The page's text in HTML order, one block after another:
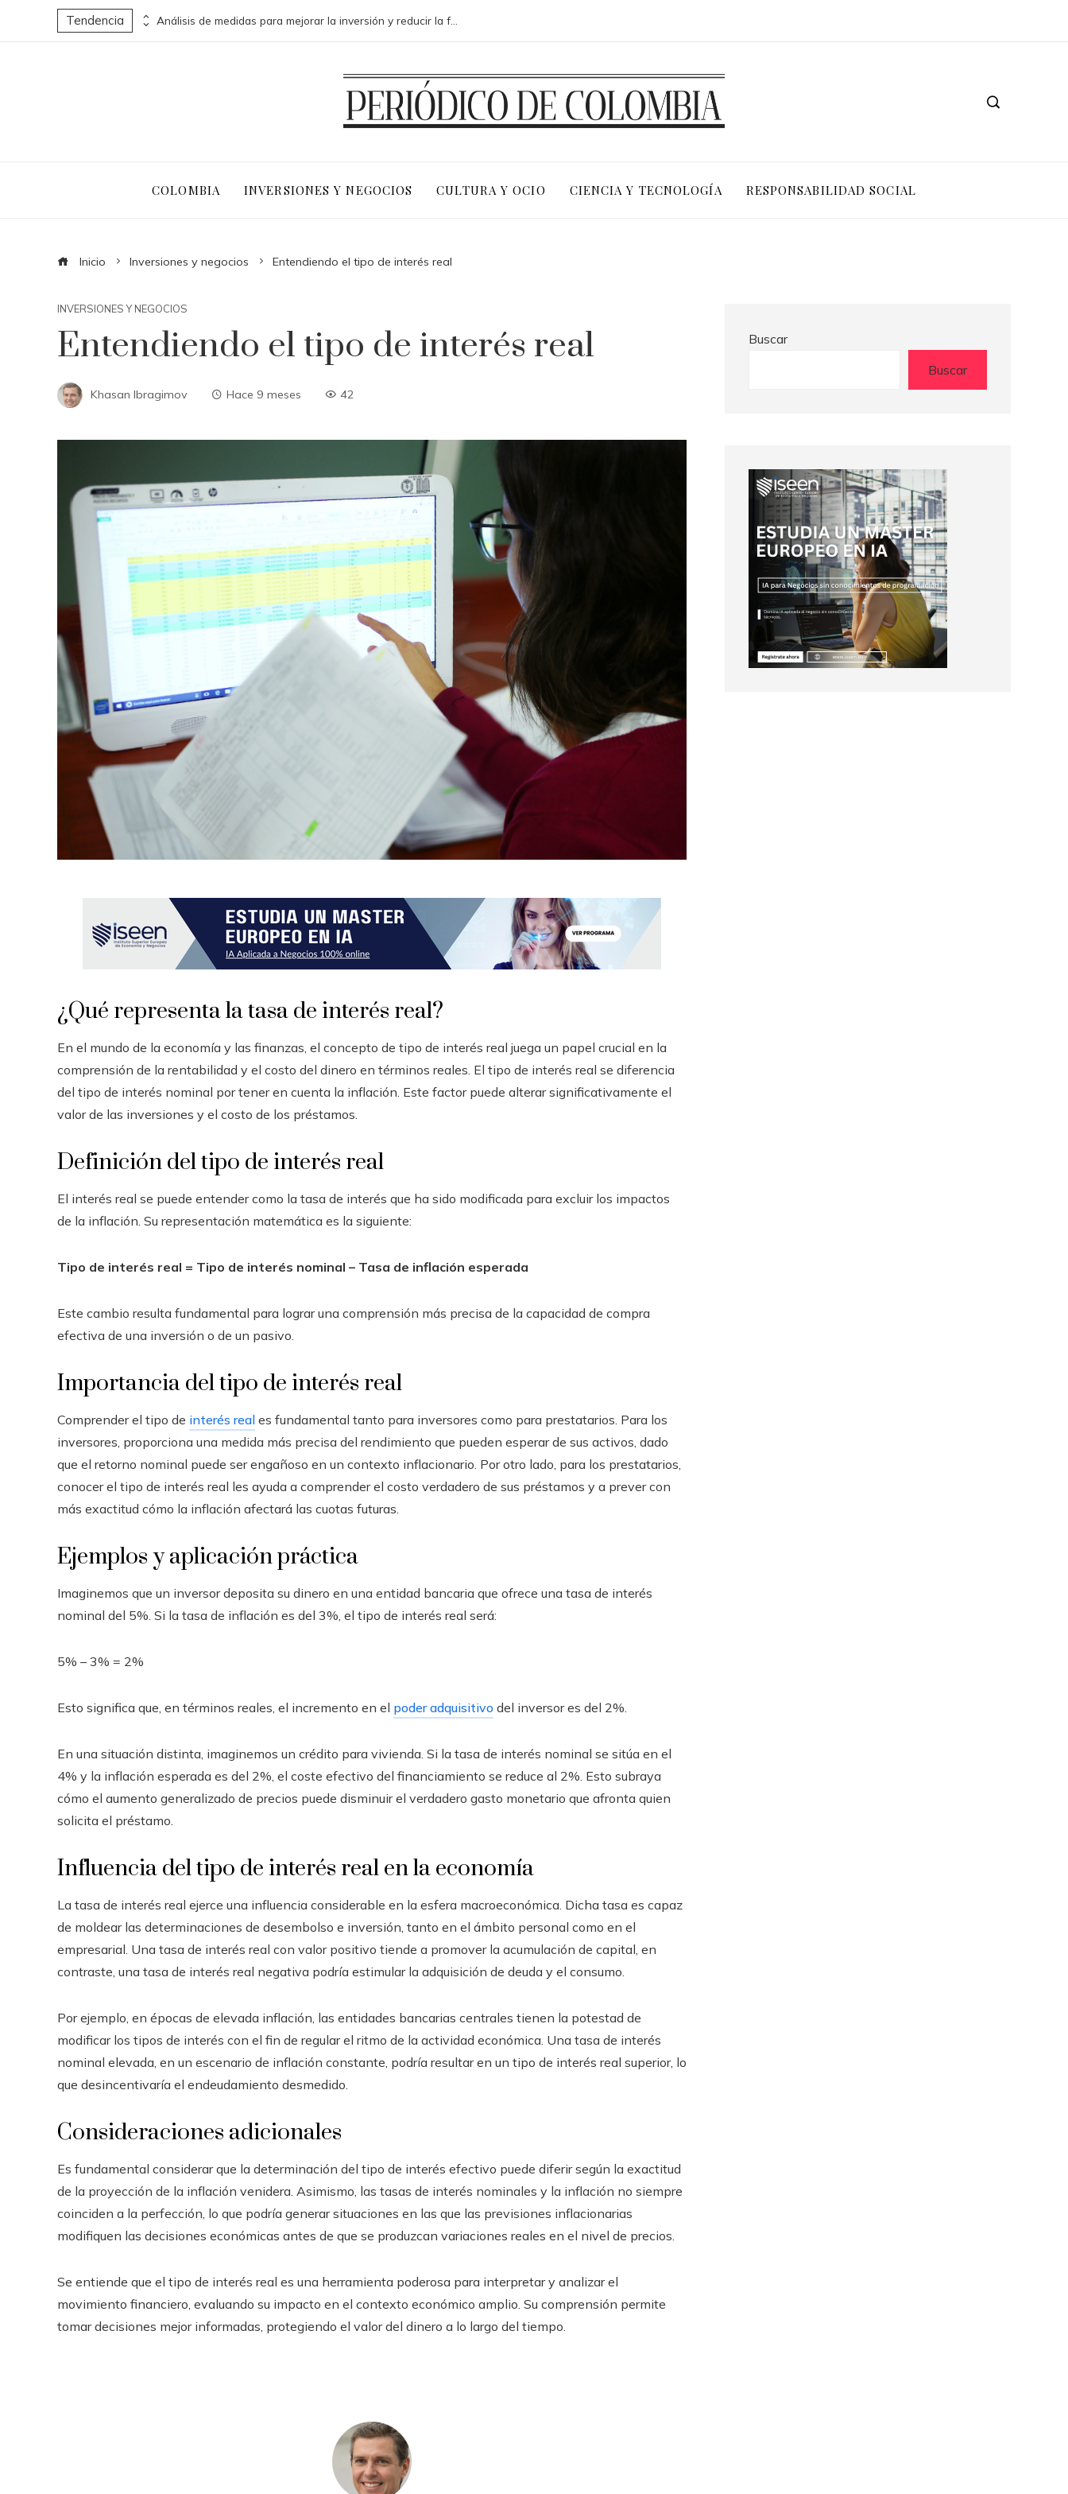
Tendencia
activos en la actualidad Análisis de medidas para mejorar la inversión y reducir la fragmentación económica en Bosnia y Herzegovina
COLOMBIA INVERSIONES Y NEGOCIOS CULTURA Y OCIO CIENCIA Y TECNOLOGÍA RESPONSABILIDAD SOCIAL
Inicio Inversiones y negocios Entendiendo el tipo de interés real
INVERSIONES Y NEGOCIOS
Entendiendo el tipo de interés real
Khasan Ibragimov Hace 9 meses 42
¿Qué representa la tasa de interés real?
En el mundo de la economía y las finanzas, el concepto de tipo de interés real juega un papel crucial en la
comprensión de la rentabilidad y el costo del dinero en términos reales. El tipo de interés real se diferencia
del tipo de interés nominal por tener en cuenta la inflación. Este factor puede alterar significativamente el
valor de las inversiones y el costo de los préstamos.
Definición del tipo de interés real
El interés real se puede entender como la tasa de interés que ha sido modificada para excluir los impactos
de la inflación. Su representación matemática es la siguiente:
Tipo de interés real = Tipo de interés nominal – Tasa de inflación esperada
Este cambio resulta fundamental para lograr una comprensión más precisa de la capacidad de compra
efectiva de una inversión o de un pasivo.
Importancia del tipo de interés real
Comprender el tipo de interés real es fundamental tanto para inversores como para prestatarios. Para los
inversores, proporciona una medida más precisa del rendimiento que pueden esperar de sus activos, dado
que el retorno nominal puede ser engañoso en un contexto inflacionario. Por otro lado, para los prestatarios,
conocer el tipo de interés real les ayuda a comprender el costo verdadero de sus préstamos y a prever con
más exactitud cómo la inflación afectará las cuotas futuras.
Ejemplos y aplicación práctica
Imaginemos que un inversor deposita su dinero en una entidad bancaria que ofrece una tasa de interés
nominal del 5%. Si la tasa de inflación es del 3%, el tipo de interés real será:
5% – 3% = 2%
Esto significa que, en términos reales, el incremento en el poder adquisitivo del inversor es del 2%.
En una situación distinta, imaginemos un crédito para vivienda. Si la tasa de interés nominal se sitúa en el
4% y la inflación esperada es del 2%, el coste efectivo del financiamiento se reduce al 2%. Esto subraya
cómo el aumento generalizado de precios puede disminuir el verdadero gasto monetario que afronta quien
solicita el préstamo.
Influencia del tipo de interés real en la economía
La tasa de interés real ejerce una influencia considerable en la esfera macroeconómica. Dicha tasa es capaz
de moldear las determinaciones de desembolso e inversión, tanto en el ámbito personal como en el
empresarial. Una tasa de interés real con valor positivo tiende a promover la acumulación de capital, en
contraste, una tasa de interés real negativa podría estimular la adquisición de deuda y el consumo.
Por ejemplo, en épocas de elevada inflación, las entidades bancarias centrales tienen la potestad de
modificar los tipos de interés con el fin de regular el ritmo de la actividad económica. Una tasa de interés
nominal elevada, en un escenario de inflación constante, podría resultar en un tipo de interés real superior, lo
que desincentivaría el endeudamiento desmedido.
Consideraciones adicionales
Es fundamental considerar que la determinación del tipo de interés efectivo puede diferir según la exactitud
de la proyección de la inflación venidera. Asimismo, las tasas de interés nominales y la inflación no siempre
coinciden a la perfección, lo que podría generar situaciones en las que las previsiones inflacionarias
modifiquen las decisiones económicas antes de que se produzcan variaciones reales en el nivel de precios.
Se entiende que el tipo de interés real es una herramienta poderosa para interpretar y analizar el
movimiento financiero, evaluando su impacto en el contexto económico amplio. Su comprensión permite
tomar decisiones mejor informadas, protegiendo el valor del dinero a lo largo del tiempo.
Buscar
Buscar